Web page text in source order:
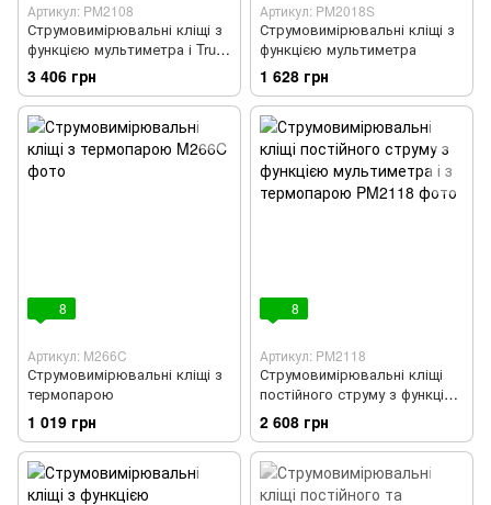
Артикул: PM2108
Струмовимірювальні кліщі з
функцією мультиметра і True
RMS
3 406 грн
Артикул: PM2018S
Струмовимірювальні кліщі з
функцією мультиметра
1 628 грн
8
Артикул: M266C
Струмовимірювальні кліщі з
термопарою
1 019 грн
8
Артикул: PM2118
Струмовимірювальні кліщі
постійного струму з функцією
мультиметра і з термопарою
2 608 грн